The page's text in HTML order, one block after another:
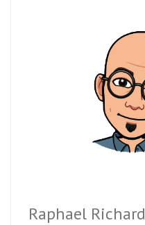
Raphael Richard